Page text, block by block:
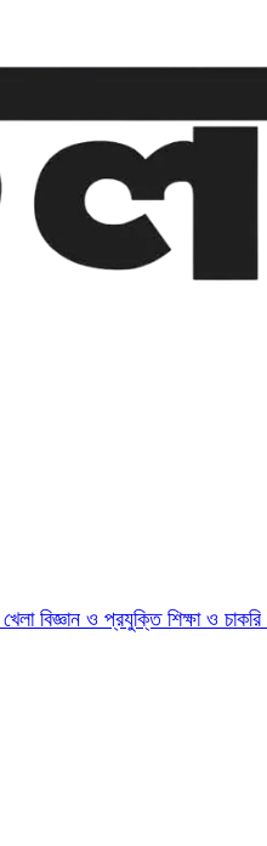
খেলা বিজ্ঞান ও প্রযুক্তি শিক্ষা ও চাকরি